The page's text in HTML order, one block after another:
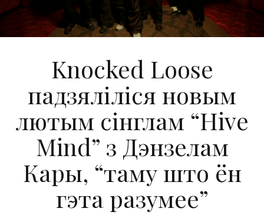
Knocked Loose
падзяліліся новым
лютым сінглам “Hive
Mind” з Дэнзелам
Кары, “таму што ён
гэта разумее”